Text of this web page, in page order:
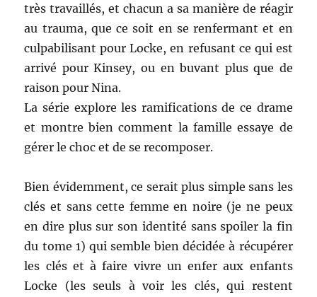
très travaillés, et chacun a sa manière de réagir
au trauma, que ce soit en se renfermant et en
culpabilisant pour Locke, en refusant ce qui est
arrivé pour Kinsey, ou en buvant plus que de
raison pour Nina.
La série explore les ramifications de ce drame
et montre bien comment la famille essaye de
gérer le choc et de se recomposer.
Bien évidemment, ce serait plus simple sans les
clés et sans cette femme en noire (je ne peux
en dire plus sur son identité sans spoiler la fin
du tome 1) qui semble bien décidée à récupérer
les clés et à faire vivre un enfer aux enfants
Locke (les seuls à voir les clés, qui restent